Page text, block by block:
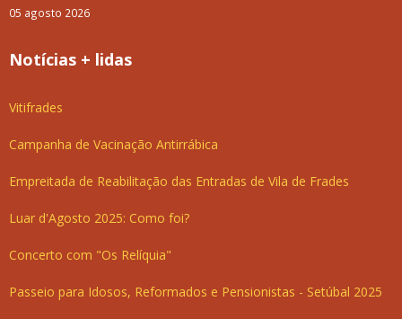
05 agosto 2026
Notícias + lidas
Vitifrades
Campanha de Vacinação Antirrábica
Empreitada de Reabilitação das Entradas de Vila de Frades
Luar d'Agosto 2025: Como foi?
Concerto com "Os Relíquia"
Passeio para Idosos, Reformados e Pensionistas - Setúbal 2025